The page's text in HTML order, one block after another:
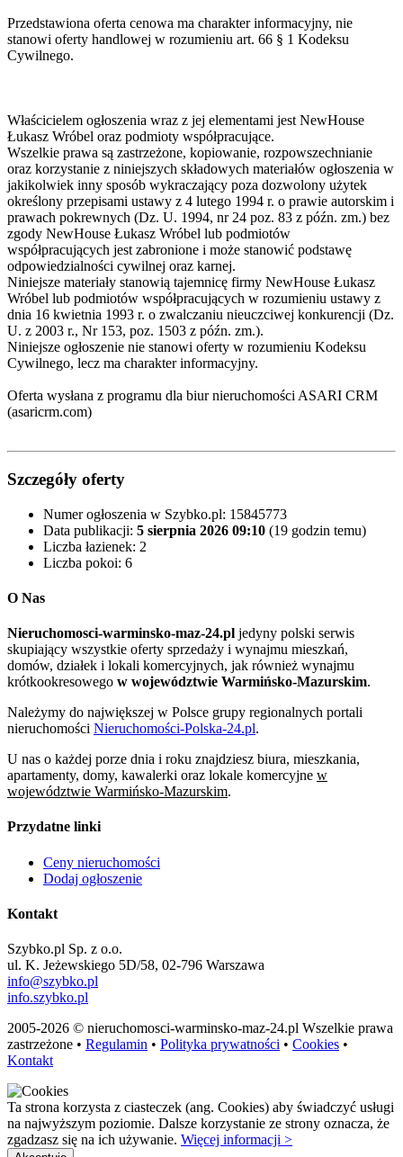
Przedstawiona oferta cenowa ma charakter informacyjny, nie
stanowi oferty handlowej w rozumieniu art. 66 § 1 Kodeksu
Cywilnego.
Właścicielem ogłoszenia wraz z jej elementami jest NewHouse
Łukasz Wróbel oraz podmioty współpracujące.
Wszelkie prawa są zastrzeżone, kopiowanie, rozpowszechnianie
oraz korzystanie z niniejszych składowych materiałów ogłoszenia w
jakikolwiek inny sposób wykraczający poza dozwolony użytek
określony przepisami ustawy z 4 lutego 1994 r. o prawie autorskim i
prawach pokrewnych (Dz. U. 1994, nr 24 poz. 83 z późn. zm.) bez
zgody NewHouse Łukasz Wróbel lub podmiotów
współpracujących jest zabronione i może stanowić podstawę
odpowiedzialności cywilnej oraz karnej.
Niniejsze materiały stanowią tajemnicę firmy NewHouse Łukasz
Wróbel lub podmiotów współpracujących w rozumieniu ustawy z
dnia 16 kwietnia 1993 r. o zwalczaniu nieuczciwej konkurencji (Dz.
U. z 2003 r., Nr 153, poz. 1503 z późn. zm.).
Niniejsze ogłoszenie nie stanowi oferty w rozumieniu Kodeksu
Cywilnego, lecz ma charakter informacyjny.
Oferta wysłana z programu dla biur nieruchomości ASARI CRM
(asaricrm.com)
Szczegóły oferty
Numer ogłoszenia w Szybko.pl: 15845773
Data publikacji: 5 sierpnia 2026 09:10 (19 godzin temu)
Liczba łazienek: 2
Liczba pokoi: 6
O Nas
Nieruchomosci-warminsko-maz-24.pl jedyny polski serwis
skupiający wszystkie oferty sprzedaży i wynajmu mieszkań,
domów, działek i lokali komercyjnych, jak również wynajmu
krótkookresowego w województwie Warmińsko-Mazurskim.
Należymy do największej w Polsce grupy regionalnych portali
nieruchomości Nieruchomości-Polska-24.pl.
U nas o każdej porze dnia i roku znajdziesz biura, mieszkania,
apartamenty, domy, kawalerki oraz lokale komercyjne w
województwie Warmińsko-Mazurskim.
Przydatne linki
Ceny nieruchomości
Dodaj ogłoszenie
Kontakt
Szybko.pl Sp. z o.o.
ul. K. Jeżewskiego 5D/58, 02-796 Warszawa
info@szybko.pl
info.szybko.pl
2005-2026 © nieruchomosci-warminsko-maz-24.pl Wszelkie prawa
zastrzeżone • Regulamin • Polityka prywatności • Cookies •
Kontakt
Ta strona korzysta z ciasteczek (ang. Cookies) aby świadczyć usługi
na najwyższym poziomie. Dalsze korzystanie ze strony oznacza, że
zgadzasz się na ich używanie. Więcej informacji >